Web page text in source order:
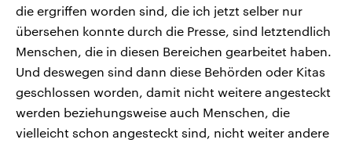
die ergriffen worden sind, die ich jetzt selber nur
übersehen konnte durch die Presse, sind letztendlich
Menschen, die in diesen Bereichen gearbeitet haben.
Und deswegen sind dann diese Behörden oder Kitas
geschlossen worden, damit nicht weitere angesteckt
werden beziehungsweise auch Menschen, die
vielleicht schon angesteckt sind, nicht weiter andere